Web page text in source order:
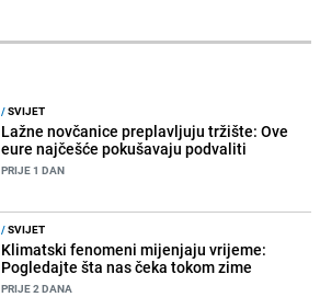
/SVIJET
Lažne novčanice preplavljuju tržište: Ove
eure najčešće pokušavaju podvaliti
PRIJE 1 DAN
/SVIJET
Klimatski fenomeni mijenjaju vrijeme:
Pogledajte šta nas čeka tokom zime
PRIJE 2 DANA